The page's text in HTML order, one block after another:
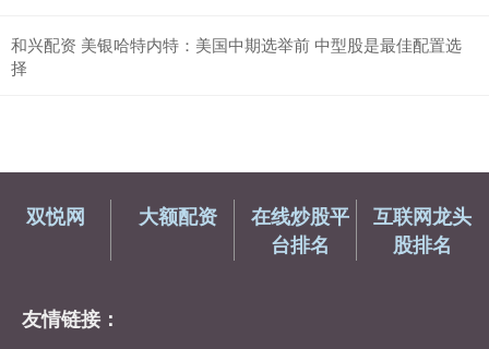
和兴配资 美银哈特内特：美国中期选举前 中型股是最佳配置选
择
双悦网 大额配资
在线炒股平
台排名
互联网龙头
股排名
友情链接：